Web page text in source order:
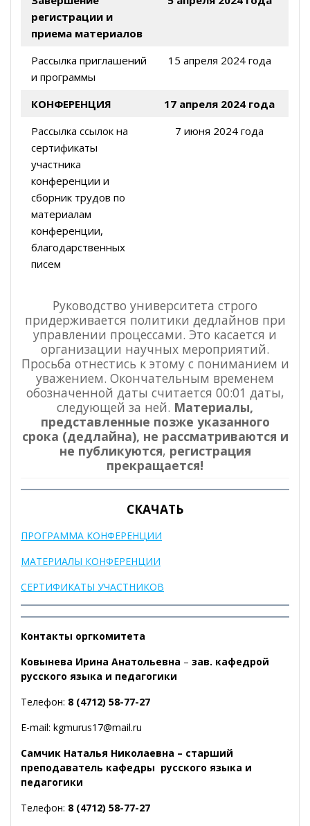
регистрации и
приема материалов
Рассылка приглашений
и программы
15 апреля 2024 года
КОНФЕРЕНЦИЯ
17 апреля 2024 года
Рассылка ссылок на
сертификаты
участника
конференции и
сборник трудов по
материалам
конференции,
благодарственных
писем
7 июня 2024 года
Руководство университета строго
придерживается политики дедлайнов при
управлении процессами. Это касается и
организации научных мероприятий.
Просьба отнестись к этому с пониманием и
уважением. Окончательным временем
обозначенной даты считается 00:01 даты,
следующей за ней. Материалы,
представленные позже указанного
срока (дедлайна), не рассматриваются и
не публикуются, регистрация
прекращается!
СКАЧАТЬ
ПРОГРАММА КОНФЕРЕНЦИИ
МАТЕРИАЛЫ КОНФЕРЕНЦИИ
СЕРТИФИКАТЫ УЧАСТНИКОВ
Контакты оргкомитета
Ковынева Ирина Анатольевна – зав. кафедрой
русского языка и педагогики
Телефон: 8 (4712) 58-77-27
E-mail: kgmurus17@mail.ru
Самчик Наталья Николаевна – старший
преподаватель кафедры русского языка и
педагогики
Телефон: 8 (4712) 58-77-27